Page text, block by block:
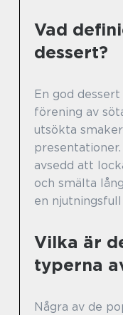
Vad
dessert?
En god
förening av
utsökta
avsedd att
och smälta
en
Vilka är
typerna
Några av de